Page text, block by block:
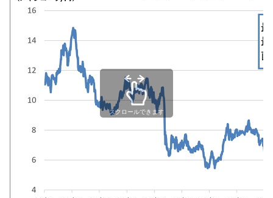
スクロールできます